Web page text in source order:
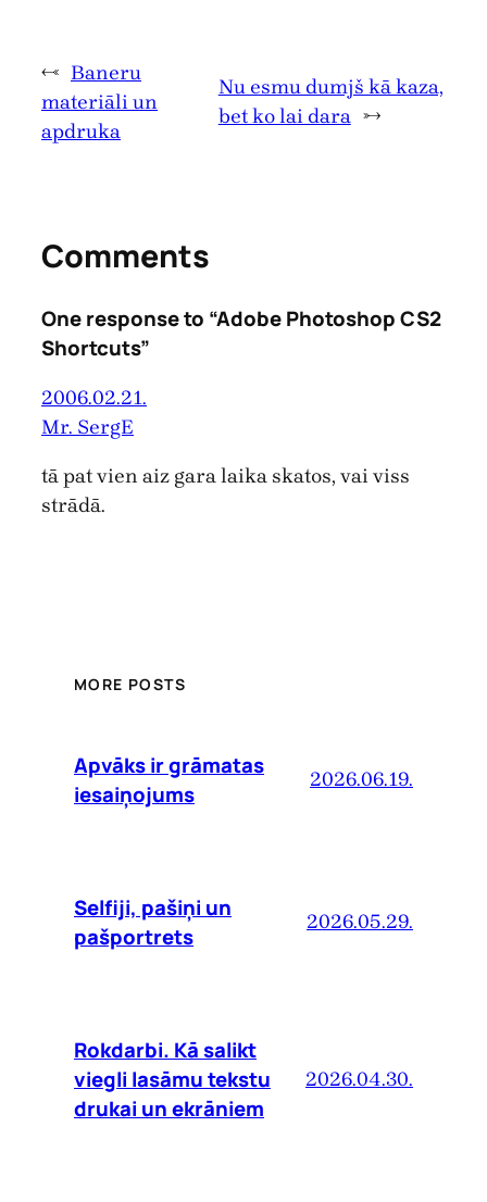
← Baneru
materiāli un
apdruka
Nu esmu dumjš kā kaza,
bet ko lai dara →
Comments
One response to “Adobe Photoshop CS2
Shortcuts”
2006.02.21.
Mr. SergE
tā pat vien aiz gara laika skatos, vai viss
strādā.
MORE POSTS
Apvāks ir grāmatas
iesaiņojums
2026.06.19.
Selfiji, pašiņi un
pašportrets
2026.05.29.
Rokdarbi. Kā salikt
viegli lasāmu tekstu
drukai un ekrāniem
2026.04.30.